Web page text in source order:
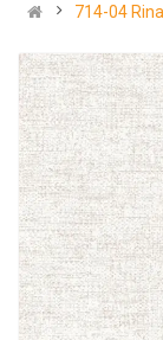
714-04 Rina